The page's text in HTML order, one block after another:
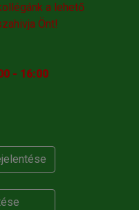
a lehető
Önt!
- 16:00